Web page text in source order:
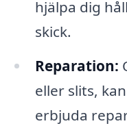
hjälpa dig
skick.
Reparation:
eller slits,
erbjuda